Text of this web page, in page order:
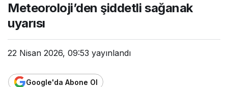
sağanak uyarısı
Meteoroloji’den şiddetli sağanak
uyarısı
22 Nisan 2026, 09:53 yayınlandı
Google'da Abone Ol